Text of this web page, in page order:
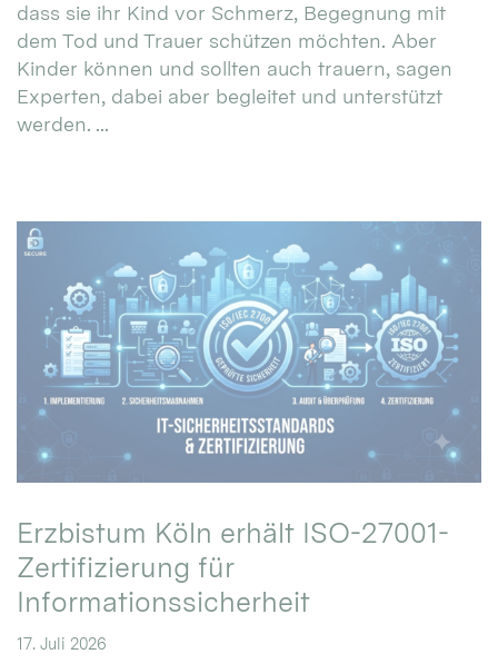
dass sie ihr Kind vor Schmerz, Begegnung mit
dem Tod und Trauer schützen möchten. Aber
Kinder können und sollten auch trauern, sagen
Experten, dabei aber begleitet und unterstützt
werden. ...
Erzbistum Köln erhält ISO-27001-
Zertifizierung für
Informationssicherheit
17. Juli 2026